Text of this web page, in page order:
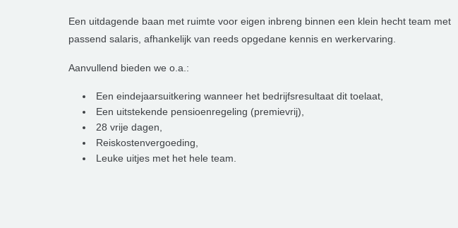
Een uitdagende baan met ruimte voor eigen inbreng binnen een klein hecht team met
passend salaris, afhankelijk van reeds opgedane kennis en werkervaring.
Aanvullend bieden we o.a.:
Een eindejaarsuitkering wanneer het bedrijfsresultaat dit toelaat,
Een uitstekende pensioenregeling (premievrij),
28 vrije dagen,
Reiskostenvergoeding,
Leuke uitjes met het hele team.